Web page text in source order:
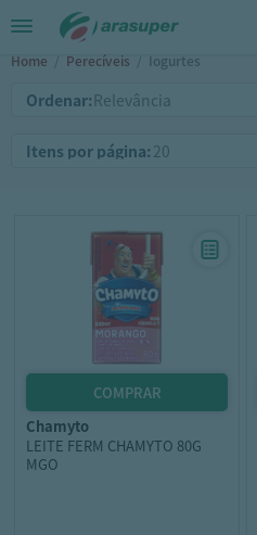
Home / Perecíveis / Iogurtes
Ordenar:
Itens por página:
chamyto
LEITE FERM CHAMYTO 80G
MGO